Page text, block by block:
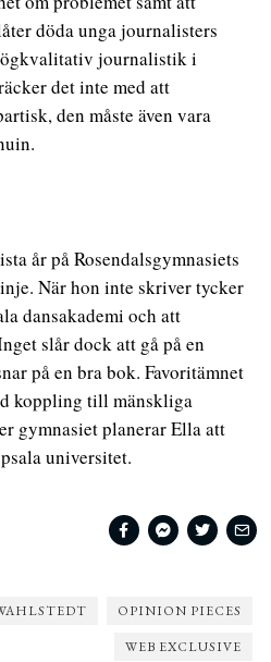
döda unga journalisters
journalistik i
det inte med att
den måste även vara
år på Rosendalsgymnasiets
När hon inte skriver tycker
dansakademi och att
slår dock att gå på en
på en bra bok. Favoritämnet
koppling till mänskliga
gymnasiet planerar Ella att
universitet.
OPINION PIECES
WEB EXCLUSIVE